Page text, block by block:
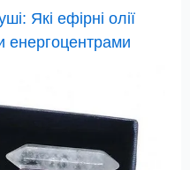
Які ефірні олії
енергоцентрами